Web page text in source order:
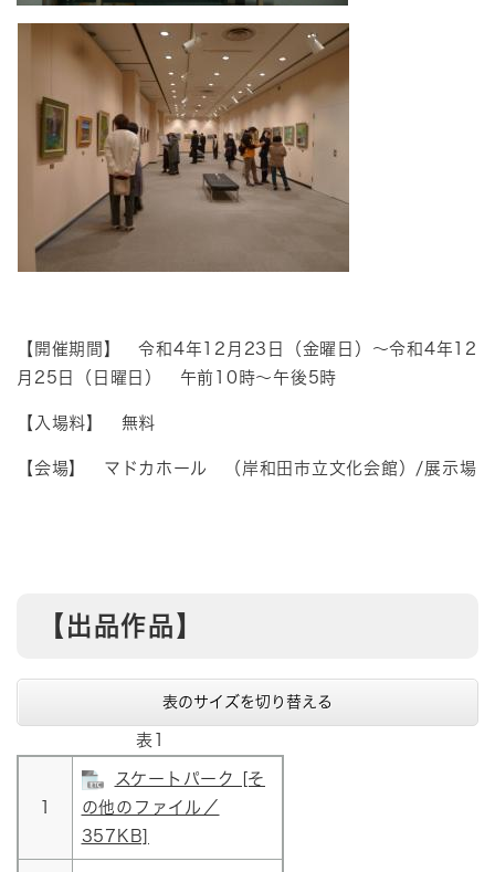
【開催期間】 令和4年12月23日（金曜日）～令和4年12
月25日（日曜日） 午前10時～午後5時
【入場料】 無料
【会場】 マドカホール （岸和田市立文化会館）/展示場
【出品作品】
表のサイズを切り替える
表1
スケートパーク [そ
の他のファイル／
357KB]